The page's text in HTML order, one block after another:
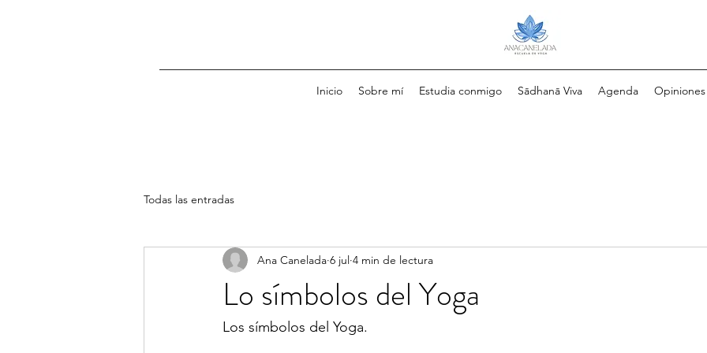
Inicio Sobre mí Estudia conmigo Sādhanā Viva Agenda Opiniones
Todas las entradas
Lo símbolos del Yoga
Ana Canelada 6 jul 4 min de lectura
Los símbolos del Yoga.